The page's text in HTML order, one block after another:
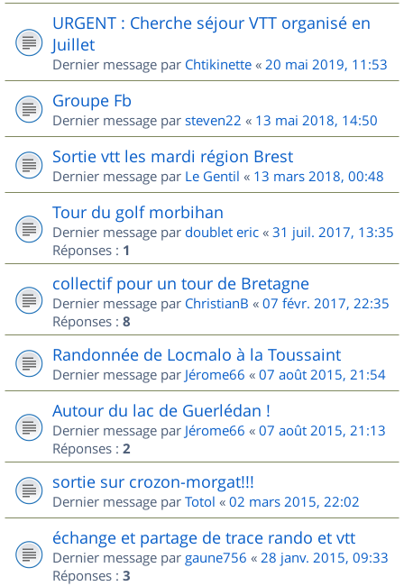
URGENT : Cherche séjour VTT organisé en
Juillet
Dernier message par Chtikinette « 20 mai 2019, 11:53
Groupe Fb
Dernier message par steven22 « 13 mai 2018, 14:50
Sortie vtt les mardi région Brest
Dernier message par Le Gentil « 13 mars 2018, 00:48
Tour du golf morbihan
Dernier message par doublet eric « 31 juil. 2017, 13:35
Réponses : 1
collectif pour un tour de Bretagne
Dernier message par ChristianB « 07 févr. 2017, 22:35
Réponses : 8
Randonnée de Locmalo à la Toussaint
Dernier message par Jérome66 « 07 août 2015, 21:54
Autour du lac de Guerlédan !
Dernier message par Jérome66 « 07 août 2015, 21:13
Réponses : 2
sortie sur crozon-morgat!!!
Dernier message par Totol « 02 mars 2015, 22:02
échange et partage de trace rando et vtt
Dernier message par gaune756 « 28 janv. 2015, 09:33
Réponses : 3